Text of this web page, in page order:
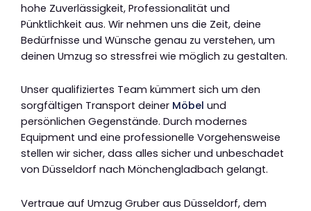
hohe Zuverlässigkeit, Professionalität und
Pünktlichkeit aus. Wir nehmen uns die Zeit, deine
Bedürfnisse und Wünsche genau zu verstehen, um
deinen Umzug so stressfrei wie möglich zu gestalten.
Unser qualifiziertes Team kümmert sich um den
sorgfältigen Transport deiner Möbel und
persönlichen Gegenstände. Durch modernes
Equipment und eine professionelle Vorgehensweise
stellen wir sicher, dass alles sicher und unbeschadet
von Düsseldorf nach Mönchengladbach gelangt.
Vertraue auf Umzug Gruber aus Düsseldorf, dem